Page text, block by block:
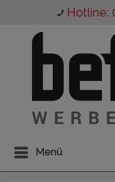
Hotline:
Menü